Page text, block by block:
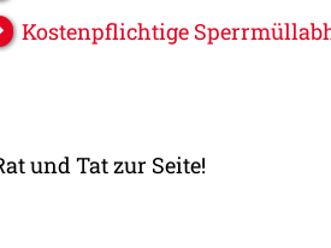
Kostenpflichtige
und Tat zur Seite!